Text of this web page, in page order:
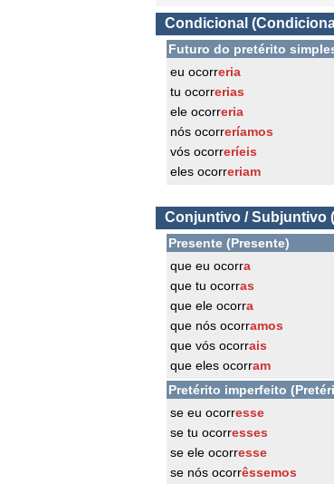
Condicional
Futuro do pretérito
eu ocorreria
tu ocorrerias
ele ocorreria
nós ocorreríamos
vós ocorreríeis
eles ocorreriam
Conjuntivo / Subjuntivo
Presente (Presente)
que eu ocorra
que tu ocorras
que ele ocorra
que nós ocorramos
que vós ocorrais
que eles ocorram
Pretérito imperfeito
se eu ocorresse
se tu ocorresses
se ele ocorresse
se nós ocorrêssemos